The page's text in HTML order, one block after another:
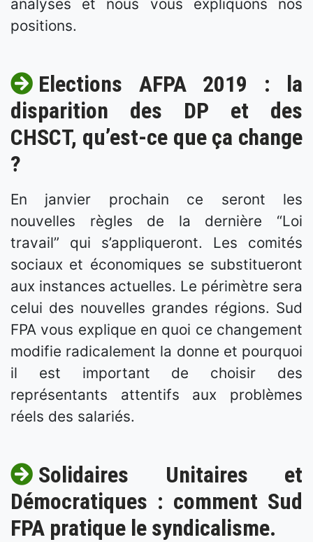
analyses et nous vous expliquons nos
positions.
Elections AFPA 2019 : la
disparition des DP et des
CHSCT, qu’est-ce que ça change
?
En janvier prochain ce seront les
nouvelles règles de la dernière “Loi
travail” qui s’appliqueront. Les comités
sociaux et économiques se substitueront
aux instances actuelles. Le périmètre sera
celui des nouvelles grandes régions. Sud
FPA vous explique en quoi ce changement
modifie radicalement la donne et pourquoi
il est important de choisir des
représentants attentifs aux problèmes
réels des salariés.
Solidaires Unitaires et
Démocratiques : comment Sud
FPA pratique le syndicalisme.